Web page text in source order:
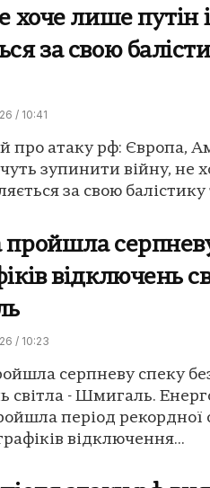
хоче лише путін і
за свою
/ 10:41
про атаку рф: Європа,
зупинити війну, не
за свою балістику
пройшла
відключень
/ 10:23
серпневу спеку
світла - Шмигаль.
період рекордної
відключення...